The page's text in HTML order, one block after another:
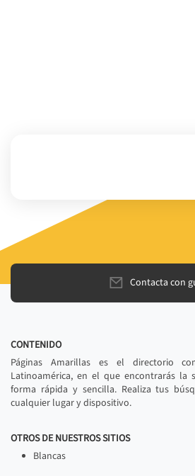
Contacta con
CONTENIDO
Páginas Amarillas es el directorio
Latinoamérica, en el que encontrarás la
forma rápida y sencilla. Realiza tus
cualquier lugar y dispositivo.
OTROS DE NUESTROS SITIOS
Blancas